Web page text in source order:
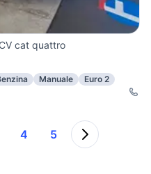
cat quattro
Manuale
Euro 2
4 5